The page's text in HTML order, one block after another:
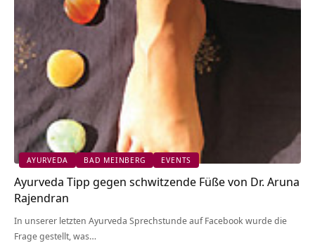
AYURVEDA BAD MEINBERG EVENTS
Ayurveda Tipp gegen schwitzende Füße von Dr. Aruna
Rajendran
In unserer letzten Ayurveda Sprechstunde auf Facebook wurde die
Frage gestellt, was…